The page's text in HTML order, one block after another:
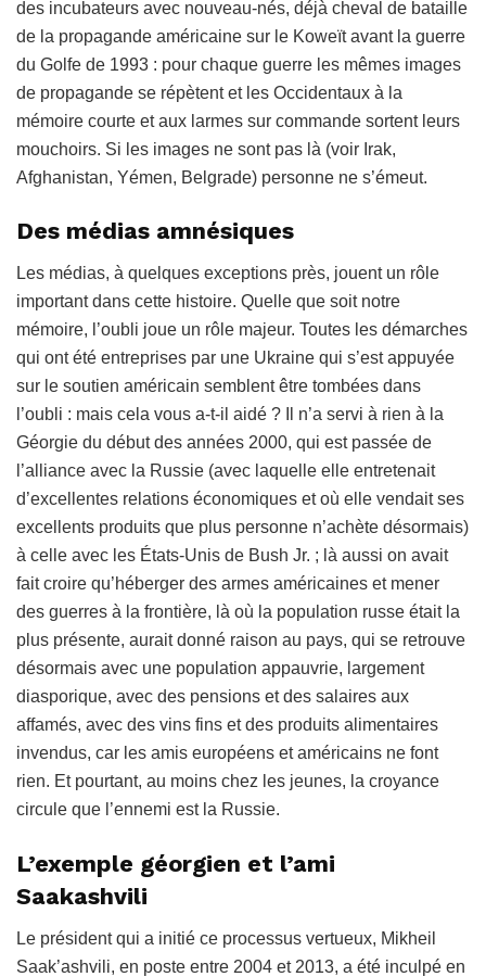
des incubateurs avec nouveau-nés, déjà cheval de bataille
de la propagande américaine sur le Koweït avant la guerre
du Golfe de 1993 : pour chaque guerre les mêmes images
de propagande se répètent et les Occidentaux à la
mémoire courte et aux larmes sur commande sortent leurs
mouchoirs. Si les images ne sont pas là (voir Irak,
Afghanistan, Yémen, Belgrade) personne ne s’émeut.
Des médias amnésiques
Les médias, à quelques exceptions près, jouent un rôle
important dans cette histoire. Quelle que soit notre
mémoire, l’oubli joue un rôle majeur. Toutes les démarches
qui ont été entreprises par une Ukraine qui s’est appuyée
sur le soutien américain semblent être tombées dans
l’oubli : mais cela vous a‑t-il aidé ? Il n’a servi à rien à la
Géorgie du début des années 2000, qui est passée de
l’alliance avec la Russie (avec laquelle elle entretenait
d’excellentes relations économiques et où elle vendait ses
excellents produits que plus personne n’achète désormais)
à celle avec les États-Unis de Bush Jr. ; là aussi on avait
fait croire qu’héberger des armes américaines et mener
des guerres à la frontière, là où la population russe était la
plus présente, aurait donné raison au pays, qui se retrouve
désormais avec une population appauvrie, largement
diasporique, avec des pensions et des salaires aux
affamés, avec des vins fins et des produits alimentaires
invendus, car les amis européens et américains ne font
rien. Et pourtant, au moins chez les jeunes, la croyance
circule que l’ennemi est la Russie.
L’exemple géorgien et l’ami
Saakashvili
Le président qui a initié ce processus vertueux, Mikheil
Saak’ashvili, en poste entre 2004 et 2013, a été inculpé en